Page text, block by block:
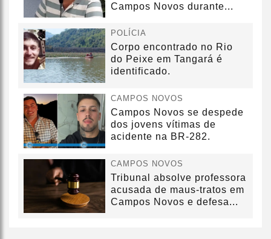
Campos Novos durante...
POLÍCIA
Corpo encontrado no Rio
do Peixe em Tangará é
identificado.
CAMPOS NOVOS
Campos Novos se despede
dos jovens vítimas de
acidente na BR-282.
CAMPOS NOVOS
Tribunal absolve professora
acusada de maus-tratos em
Campos Novos e defesa...